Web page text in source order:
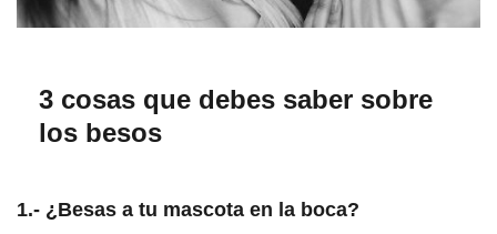
3 cosas que debes saber sobre
los besos
1.- ¿Besas a tu mascota en la boca?